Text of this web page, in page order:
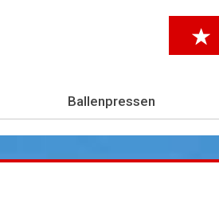
Ballenpressen